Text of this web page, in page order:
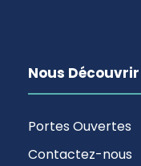
Nous Découvrir
Portes Ouvertes
Contactez-nous